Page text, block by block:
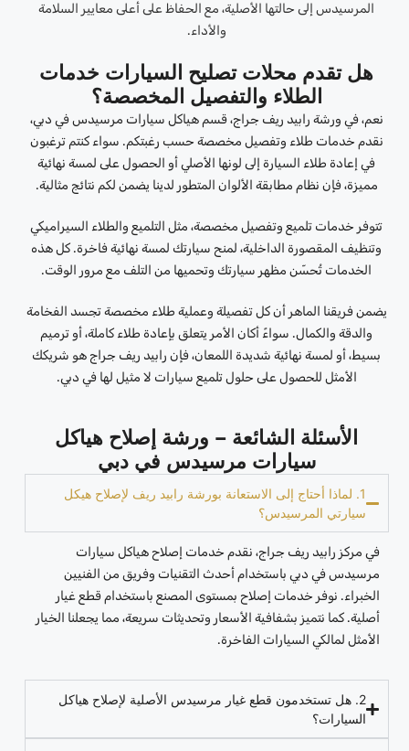
المرسيدس إلى حالتها الأصلية، مع الحفاظ على أعلى معايير السلامة
والأداء.
هل تقدم محلات تصليح السيارات خدمات
الطلاء والتفصيل المخصصة؟
نعم، في ورشة رابيد ريف جراج، قسم هياكل سيارات مرسيدس في دبي،
نقدم خدمات طلاء وتفصيل مخصصة حسب رغبتكم. سواء كنتم ترغبون
في إعادة طلاء السيارة إلى لونها الأصلي أو الحصول على لمسة نهائية
مميزة، فإن نظام مطابقة الألوان المتطور لدينا يضمن لكم نتائج مثالية.
تتوفر خدمات تلميع وتفصيل مخصصة، مثل التلميع والطلاء السيراميكي
وتنظيف المقصورة الداخلية، لمنح سيارتك لمسة نهائية فاخرة. كل هذه
الخدمات تُحسّن مظهر سيارتك وتحميها من التلف مع مرور الوقت.
يضمن فريقنا الماهر أن كل تفصيلة وعملية طلاء مخصصة تجسد الفخامة
والدقة والكمال. سواءً أكان الأمر يتعلق بإعادة طلاء كاملة، أو ترميم
بسيط، أو لمسة نهائية شديدة اللمعان، فإن رابيد ريف جراج هو شريكك
الأمثل للحصول على حلول تلميع سيارات لا مثيل لها في دبي.
الأسئلة الشائعة – ورشة إصلاح هياكل
سيارات مرسيدس في دبي
1. لماذا أحتاج إلى الاستعانة بورشة رابيد ريف لإصلاح هيكل
سيارتي المرسيدس؟
في مركز رابيد ريف جراج، نقدم خدمات إصلاح هياكل سيارات
مرسيدس في دبي باستخدام أحدث التقنيات وفريق من الفنيين
الخبراء. نوفر خدمات إصلاح بمستوى المصنع باستخدام قطع غيار
أصلية. كما نتميز بشفافية الأسعار وتحديثات سريعة، مما يجعلنا الخيار
الأمثل لمالكي السيارات الفاخرة.
2. هل تستخدمون قطع غيار مرسيدس الأصلية لإصلاح هياكل
السيارات؟